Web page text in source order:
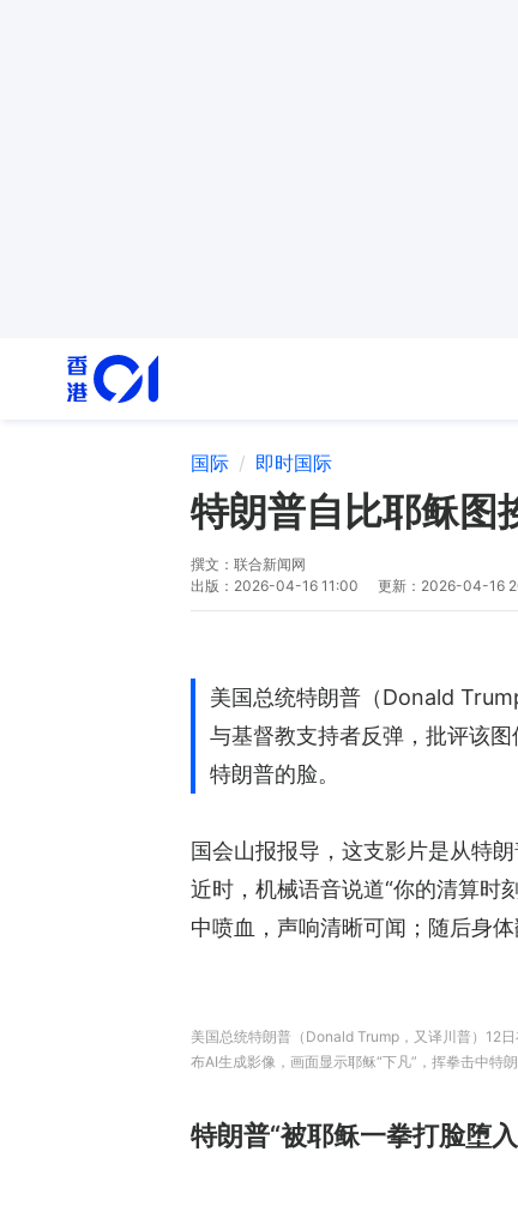
国际 即时国际
特朗普自比耶稣
撰文： 联合新闻网
出版： 2026-04-16 11:00 更新： 2026-04-16
美国总统特朗普（Donald
与基督教支持者反弹，批评该
特朗普的脸。
国会山报报导，这支影片是从特
近时，机械语音说道“你的清算时
中喷血，声响清晰可闻；随后身
美国总统特朗普（Donald Trump，又译川普）12
布AI生成影像，画面显示耶稣“下凡”，挥拳击中特
特朗普“被耶稣一拳打脸堕